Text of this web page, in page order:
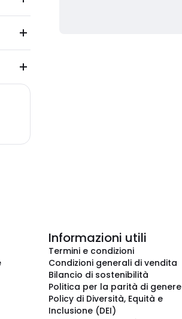
Informazioni utili
Termini e condizioni
Condizioni generali di vendita
Bilancio di sostenibilità
Politica per la parità di genere
Policy di Diversità, Equità e
Inclusione (DEI)